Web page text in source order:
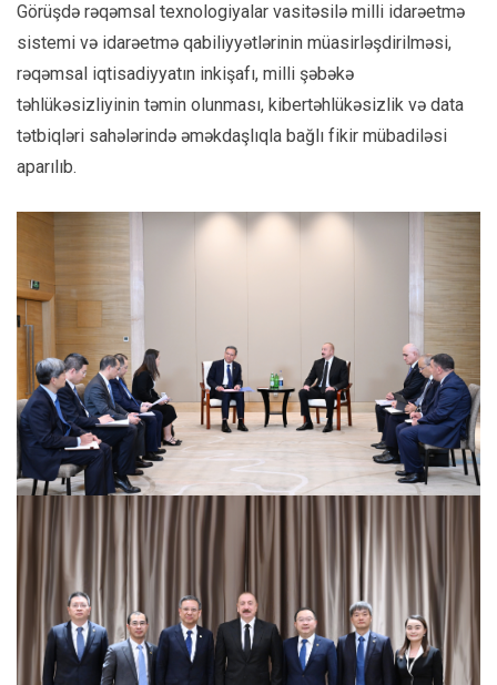
Görüşdə rəqəmsal texnologiyalar vasitəsilə milli idarəetmə
sistemi və idarəetmə qabiliyyətlərinin müasirləşdirilməsi,
rəqəmsal iqtisadiyyatın inkişafı, milli şəbəkə
təhlükəsizliyinin təmin olunması, kibertəhlükəsizlik və data
tətbiqləri sahələrində əməkdaşlıqla bağlı fikir mübadiləsi
aparılıb.